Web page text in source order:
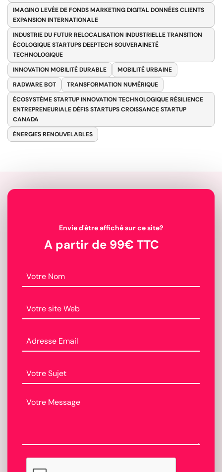
IMAGINO LEVÉE DE FONDS MARKETING DIGITAL DONNÉES CLIENTS
EXPANSION INTERNATIONALE
INDUSTRIE DU FUTUR RELOCALISATION INDUSTRIELLE TRANSITION
ÉCOLOGIQUE STARTUPS DEEPTECH SOUVERAINETÉ
TECHNOLOGIQUE
INNOVATION MOBILITÉ DURABLE
MOBILITÉ URBAINE
RADWARE BOT
TRANSFORMATION NUMÉRIQUE
ÉCOSYSTÈME STARTUP INNOVATION TECHNOLOGIQUE RÉSILIENCE
ENTREPRENEURIALE DÉFIS STARTUPS CROISSANCE STARTUP
CANADA
ÉNERGIES RENOUVELABLES
Envie d'être affiché sur ce site?
A partir de 99€ TTC